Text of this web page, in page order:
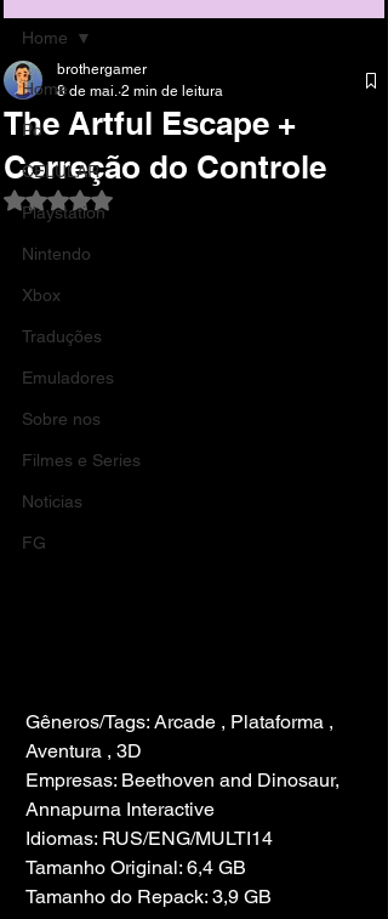
Home
Pc
CELULAR
Playstation
Nintendo
Xbox
Traduções
Emuladores
Sobre nos
Filmes e Series
Noticias
FG
Home
The Artful Escape +
Correção do Controle
brothergamer
8 de mai. 2 min de leitura
Avaliado com NaN de 5 estrelas.
Gêneros/Tags: Arcade , Plataforma ,
Aventura , 3D
Empresas: Beethoven and Dinosaur,
Annapurna Interactive
Idiomas: RUS/ENG/MULTI14
Tamanho Original: 6,4 GB
Tamanho do Repack: 3,9 GB